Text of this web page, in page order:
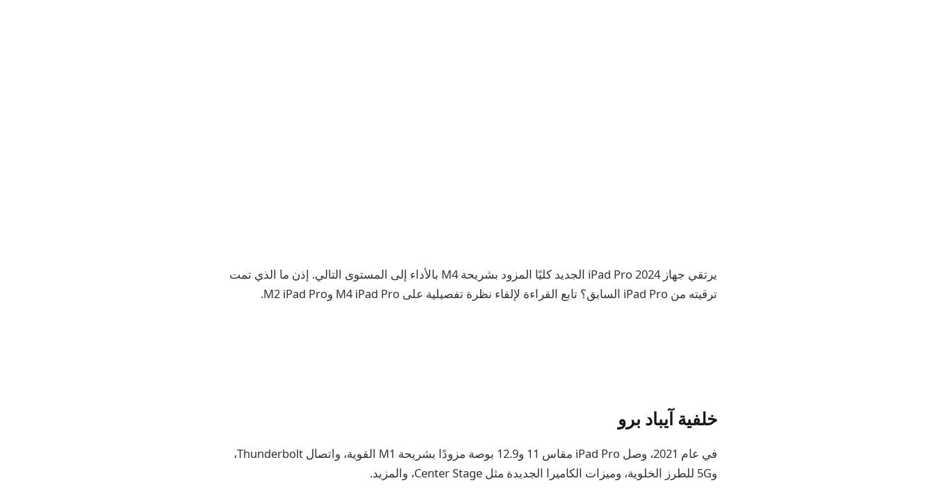
يرتقي جهاز iPad Pro 2024 الجديد كليًا المزود بشريحة M4 بالأداء إلى المستوى التالي. إذن ما الذي تمت
ترقيته من iPad Pro السابق؟ تابع القراءة لإلقاء نظرة تفصيلية على M4 iPad Pro وM2 iPad Pro.
خلفية آيباد برو
في عام 2021، وصل iPad Pro مقاس 11 و12.9 بوصة مزودًا بشريحة M1 القوية، واتصال Thunderbolt،
و5G للطرز الخلوية، وميزات الكاميرا الجديدة مثل Center Stage، والمزيد.